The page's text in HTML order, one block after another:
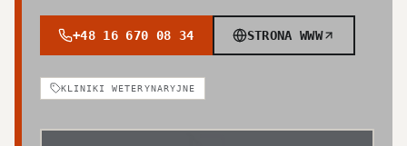
+48 16 670 08 34 STRONA WWW
KLINIKI WETERYNARYJNE